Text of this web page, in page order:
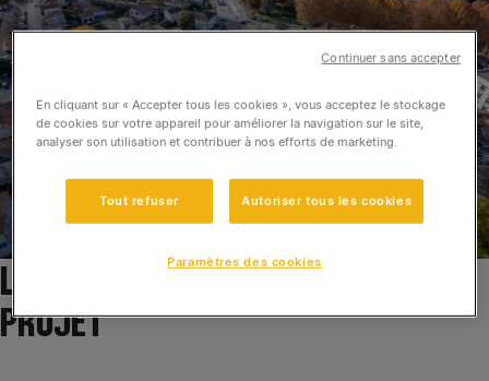
LE
PROJET
En cliquant sur « Accepter tous les cookies », vous acceptez le stockage
de cookies sur votre appareil pour améliorer la navigation sur le site,
analyser son utilisation et contribuer à nos efforts de marketing.
Tout refuser Autoriser tous les cookies
Paramètres des cookies
Continuer sans accepter